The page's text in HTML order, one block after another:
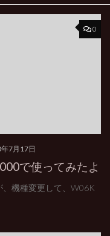
0
7月17日
で使ってみたよ
、機種変更して、W06K